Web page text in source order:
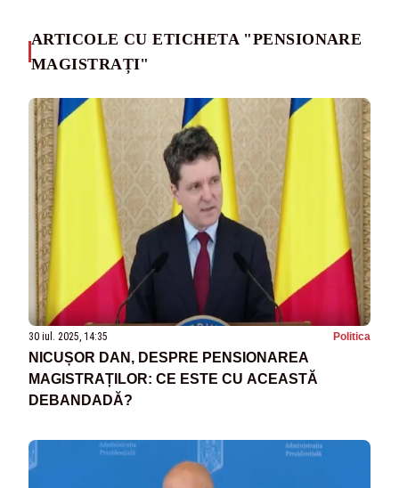
ARTICOLE CU ETICHETA "PENSIONARE
MAGISTRAȚI"
30 iul. 2025, 14:35 Politica
NICUȘOR DAN, DESPRE PENSIONAREA
MAGISTRAȚILOR: CE ESTE CU ACEASTĂ
DEBANDADĂ?